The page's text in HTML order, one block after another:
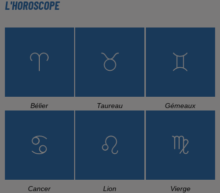
L'HOROSCOPE
Bélier Taureau Gémeaux
Cancer Lion Vierge